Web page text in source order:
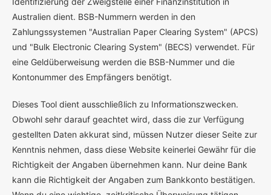
Australien dient. BSB-Nummern werden in den
Zahlungssystemen "Australian Paper Clearing System" (APCS)
und "Bulk Electronic Clearing System" (BECS) verwendet. Für
eine Geldüberweisung werden die BSB-Nummer und die
Kontonummer des Empfängers benötigt.
Dieses Tool dient ausschließlich zu Informationszwecken.
Obwohl sehr darauf geachtet wird, dass die zur Verfügung
gestellten Daten akkurat sind, müssen Nutzer dieser Seite zur
Kenntnis nehmen, dass diese Website keinerlei Gewähr für die
Richtigkeit der Angaben übernehmen kann. Nur deine Bank
kann die Richtigkeit der Angaben zum Bankkonto bestätigen.